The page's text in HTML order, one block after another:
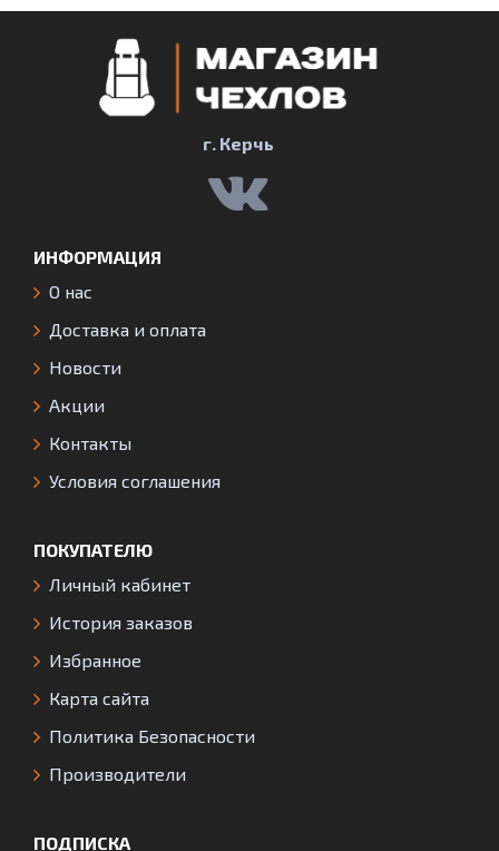
г. Керчь
ИНФОРМАЦИЯ
О нас
Доставка и оплата
Новости
Акции
Контакты
Условия соглашения
ПОКУПАТЕЛЮ
Личный кабинет
История заказов
Избранное
Карта сайта
Политика Безопасности
Производители
ПОДПИСКА